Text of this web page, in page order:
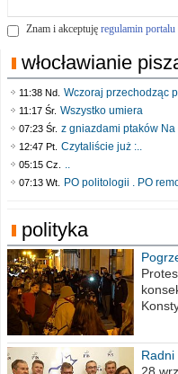
Znam i akceptuję regulamin portalu
włocławianie
11:38 Nd. Wczoraj przechodząc
11:17 Śr. Wszystko umiera
07:23 Śr. z gniazdami ptaków Na
12:47 Pt. Czytaliście już :..
05:15 Cz. ..
07:13 Wt. PO politologii . PO
polityka
Radni